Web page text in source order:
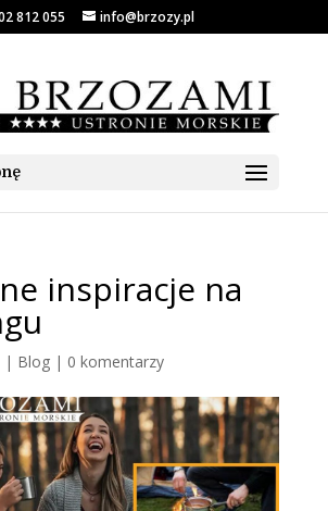
812 055 info@brzozy.pl
inspiracje na
| Blog| 0 komentarzy